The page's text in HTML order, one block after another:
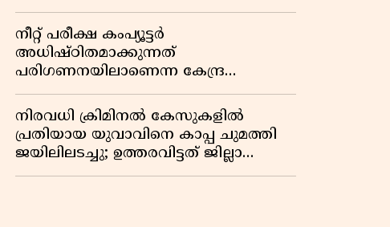
നീറ്റ് പരീക്ഷ കംപ്യൂട്ടർ
അധിഷ്ഠിതമാക്കുന്നത്
പരിഗണനയിലാണെന്ന കേന്ദ്ര
സർക്കാരിൻ്റെ സത്യവാങ്മൂലത്തിൽ
മറുപടി നൽകാൻ ഹർജിക്കാരോട്
സുപ്രീംകോടതി
നിരവധി ക്രിമിനൽ കേസുകളിൽ
പ്രതിയായ യുവാവിനെ കാപ്പ ചുമത്തി
ജയിലിലടച്ചു; ഉത്തരവിട്ടത് ജില്ലാ
കളക്ടർ